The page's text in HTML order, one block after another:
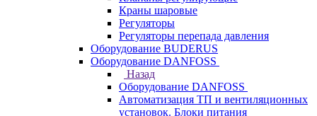
Краны шаровые
Регуляторы
Регуляторы перепада давления
Оборудование BUDERUS
Оборудование DANFOSS
Назад
Оборудование DANFOSS
Автоматизация ТП и вентиляционных
установок. Блоки питания